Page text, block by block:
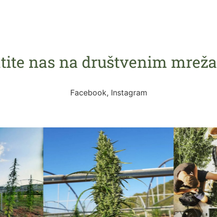
nas na društvenim
Facebook, Instagram